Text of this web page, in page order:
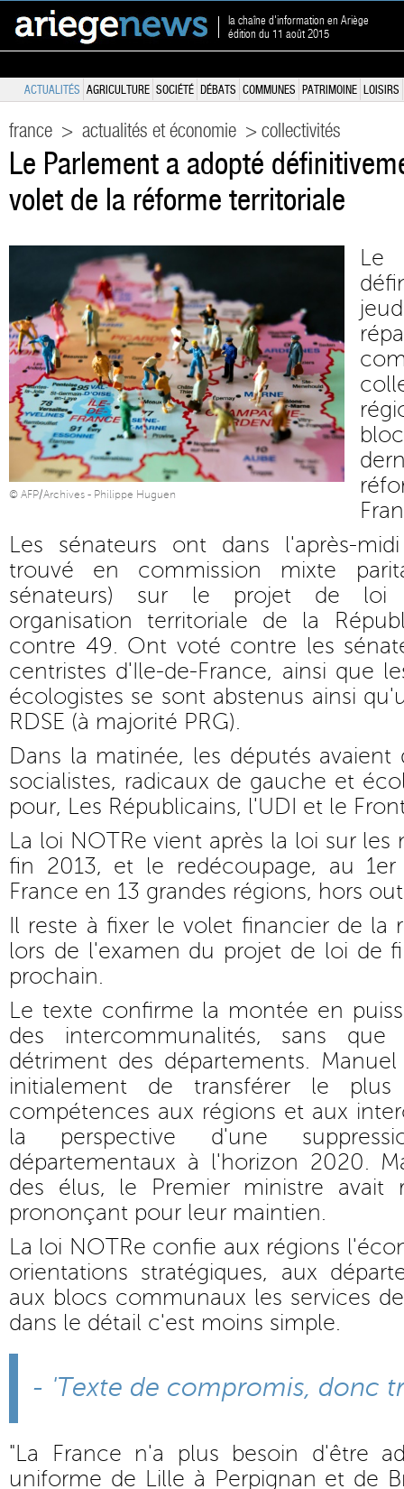
la chaîne d'information en Ariège
édition du 11 août 2015
ACTUALITÉS AGRICULTURE SOCIÉTÉ DÉBATS COMMUNES PATRIMOINE LOISIRS
france > actualités et économie > collectivités
Le Parlement a adopté
volet de la réforme territoriale
© AFP/Archives - Philippe Huguen
Les sénateurs ont dans l'après-
trouvé en commission mixte
sénateurs) sur le projet de loi
organisation territoriale de la
contre 49. Ont voté contre les
centristes d'Ile-de-France, ainsi que
écologistes se sont abstenus ainsi
RDSE (à majorité PRG).
Dans la matinée, les députés
socialistes, radicaux de gauche et
pour, Les Républicains, l'UDI et le
La loi NOTRe vient après la loi sur les
fin 2013, et le redécoupage, au
France en 13 grandes régions, hors
Il reste à fixer le volet financier de la
lors de l'examen du projet de loi de
prochain.
Le texte confirme la montée en
des intercommunalités, sans
détriment des départements. Manuel
initialement de transférer le
compétences aux régions et aux
la perspective d'une
départementaux à l'horizon 2020.
des élus, le Premier ministre
prononçant pour leur maintien.
La loi NOTRe confie aux régions
orientations stratégiques, aux
aux blocs communaux les services
dans le détail c'est moins simple.
- 'Texte de compromis, donc
"La France n'a plus besoin d'être
uniforme de Lille à Perpignan et de